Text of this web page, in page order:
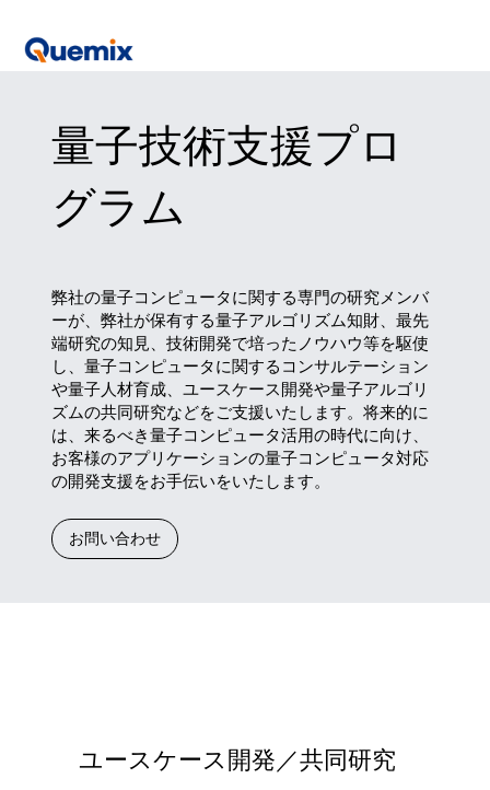
量子技術支援プロ
グラム
弊社の量子コンピュータに関する専門の研究メンバ
ーが、弊社が保有する量子アルゴリズム知財、最先
端研究の知見、技術開発で培ったノウハウ等を駆使
し、量子コンピュータに関するコンサルテーション
や量子人材育成、ユースケース開発や量子アルゴリ
ズムの共同研究などをご支援いたします。将来的に
は、来るべき量子コンピュータ活用の時代に向け、
お客様のアプリケーションの量子コンピュータ対応
の開発支援をお手伝いをいたします。
お問い合わせ
ユースケース開発／共同研究